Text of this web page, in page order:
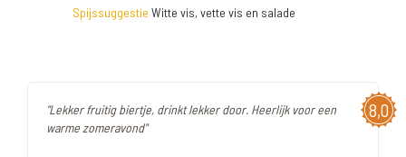
Spijssuggestie Witte vis, vette vis en salade
8,0
"Lekker fruitig biertje, drinkt lekker door. Heerlijk voor een
warme zomeravond"